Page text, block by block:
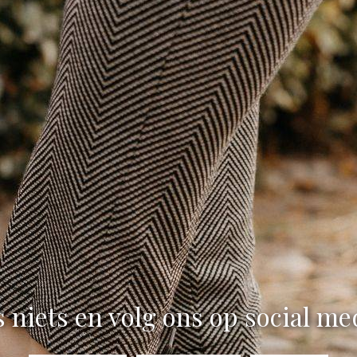
niets en volg ons op social